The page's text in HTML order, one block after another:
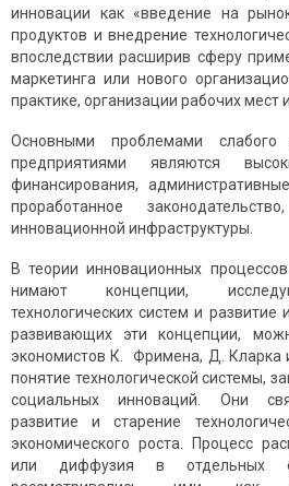
инновации как «введение на
продуктов и внедрение
впоследствии расширив сферу
маркетинга или нового
практике, организации рабочих мест
Основными проблемами слабого
предприятиями являются
финансирования,
проработанное
инновационной инфраструктуры.
В теории инновационных
нимают концепции,
технологичес­ких систем и
разви­вающих эти концепции,
экономис­тов К. Фримена, Д. Кларка
понятие технологической системы,
социальных инноваций. Они
развитие и старение
экономического роста. Процесс
или диффузия в отдельных